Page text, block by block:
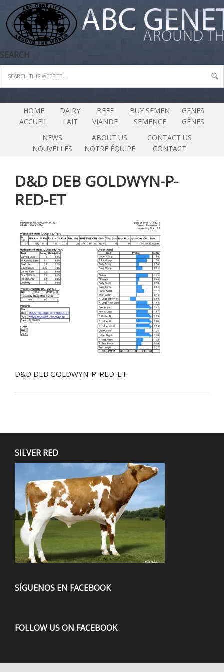
SEARCH
HOME
ACCUEIL
DAIRY
LAIT
BEEF
VIANDE
BUY SEMEN
SEMENCE
GENES
GÈNES
NEWS
NOUVELLES
ABOUT US
NOTRE ÉQUIPE
CONTACT US
CONTACT
D&D DEB GOLDWYN-P-
RED-ET
D&D DEB GOLDWYN-P-RED-ET
SILVER RED
SÍGUENOS EN FACEBOOK
FOLLOW US ON FACEBOOK